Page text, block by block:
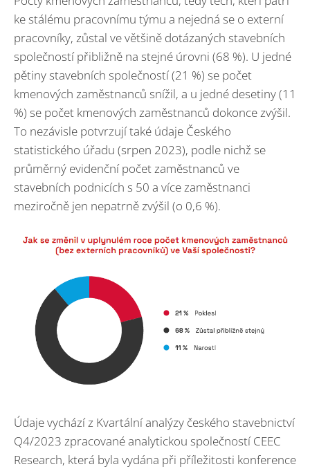
ke stálému pracovnímu týmu a nejedná se o externí
pracovníky, zůstal ve většině dotázaných stavebních
společností přibližně na stejné úrovni (68 %). U jedné
pětiny stavebních společností (21 %) se počet
kmenových zaměstnanců snížil, a u jedné desetiny (11
%) se počet kmenových zaměstnanců dokonce zvýšil.
To nezávisle potvrzují také údaje Českého
statistického úřadu (srpen 2023), podle nichž se
průměrný evidenční počet zaměstnanců ve
stavebních podnicích s 50 a více zaměstnanci
meziročně jen nepatrně zvýšil (o 0,6 %).
Údaje vychází z Kvartální analýzy českého stavebnictví
Q4/2023 zpracované analytickou společností CEEC
Research, která byla vydána při příležitosti konference